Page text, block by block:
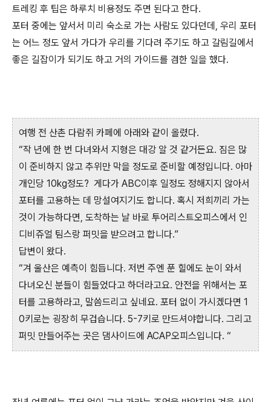
트레킹 후 팁은 하루치 비용정도 주면 된다고 한다.
포터 중에는 앞서서 미리 숙소로 가는 사람도 있다던데, 우리 포터
는 어느 정도 앞서 가다가 우리를 기다려 주기도 하고 갈림길에서
좋은 길잡이가 되기도 하고 거의 가이드를 겸한 일을 했다.
여행 전 산촌 다람쥐 카페에 아래와 같이 올렸다.
“작 년에 한 번 다녀와서 지형은 대강 알 것 같거든요. 짐은 많
이 준비하지 않고 추위만 막을 정도로 준비할 예정입니다. 아마
개인당 10kg정도? 게다가 ABC이후 일정도 정해지지 않아서
포터를 고용하는 데 망설여지기도 합니다. 혹시 저희끼리 가는
것이 가능하다면, 도착하는 날 바로 투어리스트오피스에서 인
디비쥬얼 팀스랑 퍼밋을 받으려고 합니다.”
답변이 왔다.
“겨 울산은 예측이 힘듭니다. 저번 주엔 푼 힐에도 눈이 와서
다녀오신 분들이 힘들었다고 하더라고요. 안전을 위해서는 포
터를 고용하라고, 말씀드리고 싶네요. 포터 없이 가시겠다면 1
0키로는 굉장히 무겁습니다. 5-7키로 만드셔야합니다. 그리고
퍼밋 만들어주는 곳은 댐사이드에 ACAP오피스입니다. “